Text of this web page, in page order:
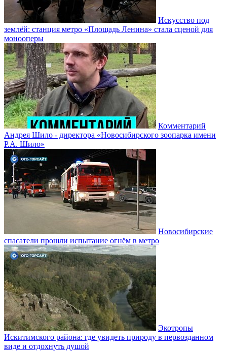
Искусство под
землёй: станция метро «Площадь Ленина» стала сценой для
монооперы
Комментарий
Андрея Шило - директора «Новосибирского зоопарка имени
Р.А. Шило»
Новосибирские
спасатели прошли испытание огнём в метро
Экотропы
Искитимского района: где увидеть природу в первозданном
виде и отдохнуть душой